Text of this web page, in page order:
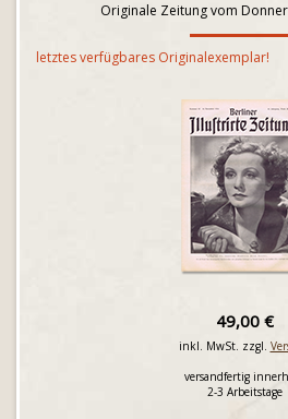
Originale Zeitung vom
letztes verfügbares Originalexemplar!
49,00 €
inkl. MwSt. zzgl.
versandfertig
2-3 Arbeitstage